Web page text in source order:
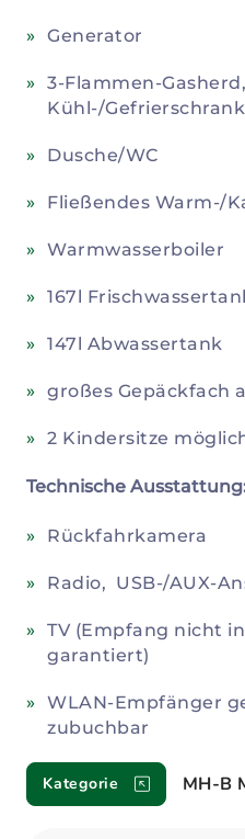
Generator
3-Flammen-
Kühl-/Gefrierschrank
Dusche/WC
Fließendes Warm-/
Warmwasserboiler
167l
147l Abwassertank
großes Gepäckfach
2 Kindersitze
Technische
Rückfahrkamera
Radio, USB-/AUX-
TV (Empfang nicht
garantiert)
WLAN-Empfänger
zubuchbar
Kategorie MH-B